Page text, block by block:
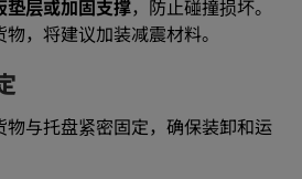
垫层或加固支撑，防止碰撞损坏。
，将建议加装减震材料。
物与托盘紧密固定，确保装卸和运